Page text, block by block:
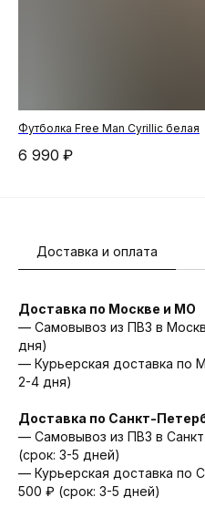
Футболка Free Man Cyrillic белая
6 990 ₽
Доставка и оплата
Доставка по Москве и МО
— Самовывоз из ПВЗ в
дня)
— Курьерская доставка по
2-4 дня)
Доставка по Санкт-
— Cамовывоз из ПВЗ в
(срок: 3-5 дней)
— Курьерская доставка по
500 ₽ (срок: 3-5 дней)